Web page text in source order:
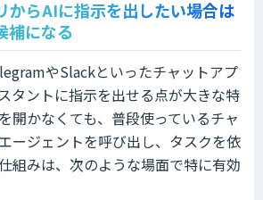
からAIに指示を出したい場合は
補になる
やSlackといったチャットアプ
タントに指示を出せる点が大きな特
開かなくても、普段使っているチャ
ージェントを呼び出し、タスクを依
組みは、次のような場面で特に有効